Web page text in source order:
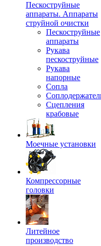
Пескоструйные
аппараты. Аппараты
струйной очистки
Пескоструйные
аппараты
Рукава
пескоструйные
Рукава
напорные
Сопла
Сцепления
крабовые
Моечные установки
Компрессорные
головки
Литейное
производство